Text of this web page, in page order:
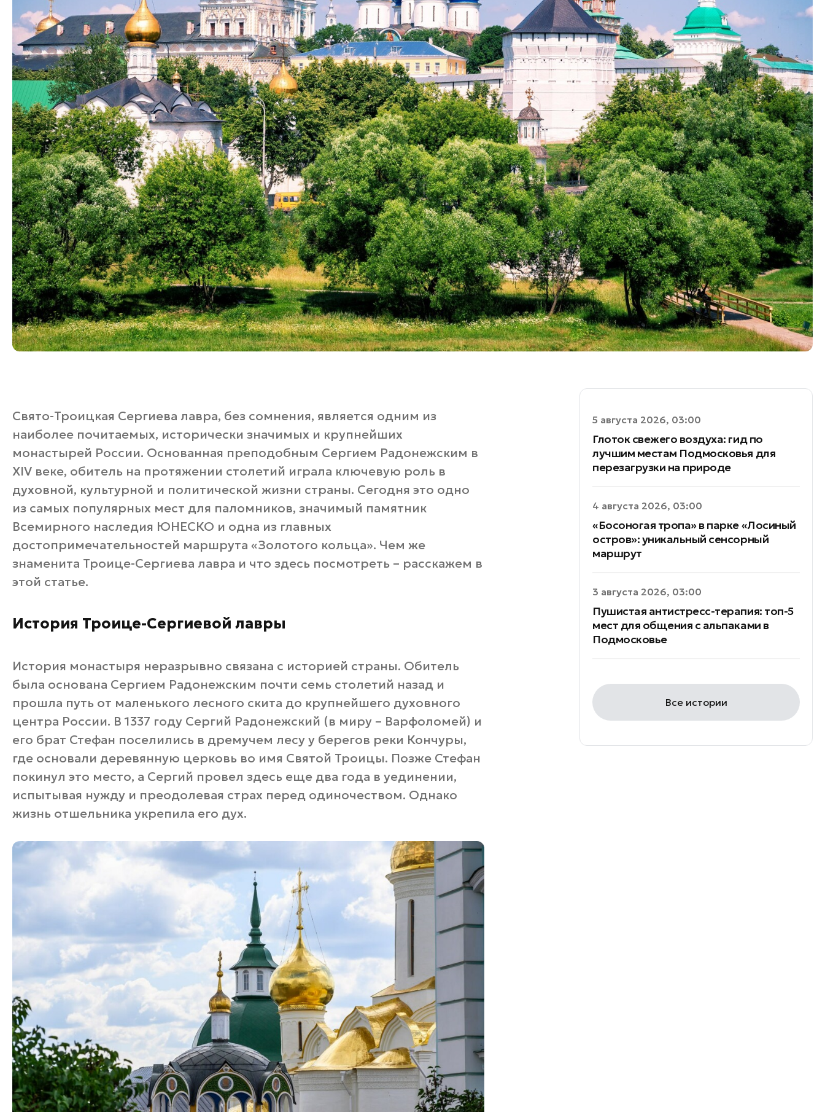
5 августа 2026, 03:00
Глоток свежего воздуха: гид по
лучшим местам Подмосковья для
перезагрузки на природе
4 августа 2026, 03:00
«Босоногая тропа» в парке «Лосиный
остров»: уникальный сенсорный
маршрут
3 августа 2026, 03:00
Пушистая антистресс-терапия: топ-5
мест для общения с альпаками в
Подмосковье
Все истории
Свято-Троицкая Сергиева лавра, без сомнения, является одним из
наиболее почитаемых, исторически значимых и крупнейших
монастырей России. Основанная преподобным Сергием Радонежским в
XIV веке, обитель на протяжении столетий играла ключевую роль в
духовной, культурной и политической жизни страны. Сегодня это одно
из самых популярных мест для паломников, значимый памятник
Всемирного наследия ЮНЕСКО и одна из главных
достопримечательностей маршрута «Золотого кольца». Чем же
знаменита Троице-Сергиева лавра и что здесь посмотреть – расскажем в
этой статье.
История Троице-Сергиевой лавры
История монастыря неразрывно связана с историей страны. Обитель
была основана Сергием Радонежским почти семь столетий назад и
прошла путь от маленького лесного скита до крупнейшего духовного
центра России. В 1337 году Сергий Радонежский (в миру – Варфоломей) и
его брат Стефан поселились в дремучем лесу у берегов реки Кончуры,
где основали деревянную церковь во имя Святой Троицы. Позже Стефан
покинул это место, а Сергий провел здесь еще два года в уединении,
испытывая нужду и преодолевая страх перед одиночеством. Однако
жизнь отшельника укрепила его дух.